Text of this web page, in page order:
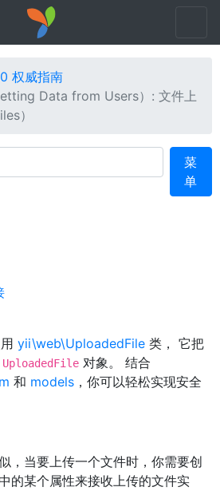
权威指南
Data from Users）: 文件上
）
菜
单
yii\web\UploadedFile 类， 它把
UploadedFile 对象。 结合
和 models ，你可以轻松实现安全
，当要上传一个文件时，你需要创
的某个属性来接收上传的文件实